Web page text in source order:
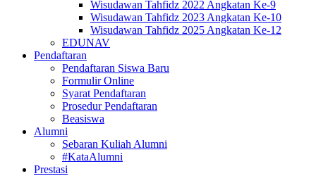
Wisudawan Tahfidz 2022 Angkatan Ke-9
Wisudawan Tahfidz 2023 Angkatan Ke-10
Wisudawan Tahfidz 2025 Angkatan Ke-12
EDUNAV
Pendaftaran
Pendaftaran Siswa Baru
Formulir Online
Syarat Pendaftaran
Prosedur Pendaftaran
Beasiswa
Alumni
Sebaran Kuliah Alumni
#KataAlumni
Prestasi